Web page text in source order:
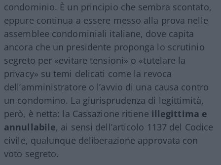
condominio. È un principio che sembra scontato,
eppure continua a essere messo alla prova nelle
assemblee condominiali italiane, dove capita
ancora che un presidente proponga lo scrutinio
segreto per «evitare tensioni» o «tutelare la
privacy» su temi delicati come la revoca
dell’amministratore o l’avvio di una causa contro
un condomino. La giurisprudenza di legittimità,
però, è netta: la Cassazione ritiene illegittima e
annullabile, ai sensi dell’articolo 1137 del Codice
civile, qualunque deliberazione approvata con
voto segreto.